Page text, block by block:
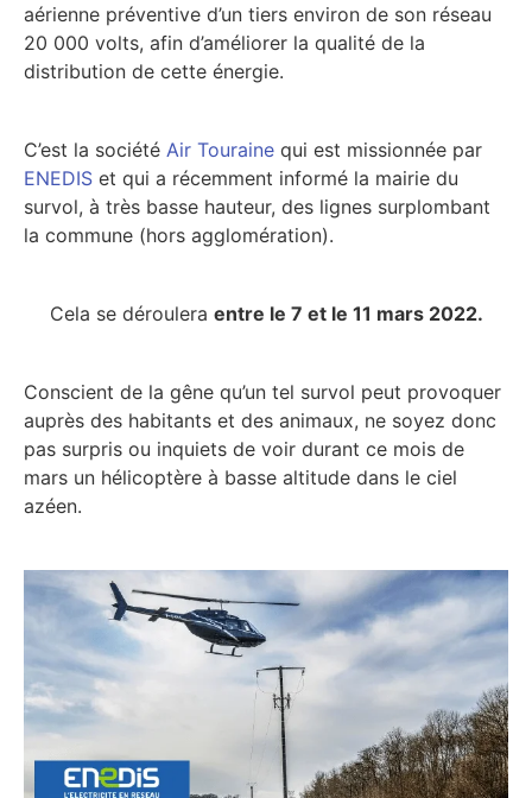
aérienne préventive d’un tiers environ de son réseau
20 000 volts, afin d’améliorer la qualité de la
distribution de cette énergie.
C’est la société Air Touraine qui est missionnée par
ENEDIS et qui a récemment informé la mairie du
survol, à très basse hauteur, des lignes surplombant
la commune (hors agglomération).
Cela se déroulera entre le 7 et le 11 mars 2022.
Conscient de la gêne qu’un tel survol peut provoquer
auprès des habitants et des animaux, ne soyez donc
pas surpris ou inquiets de voir durant ce mois de
mars un hélicoptère à basse altitude dans le ciel
azéen.